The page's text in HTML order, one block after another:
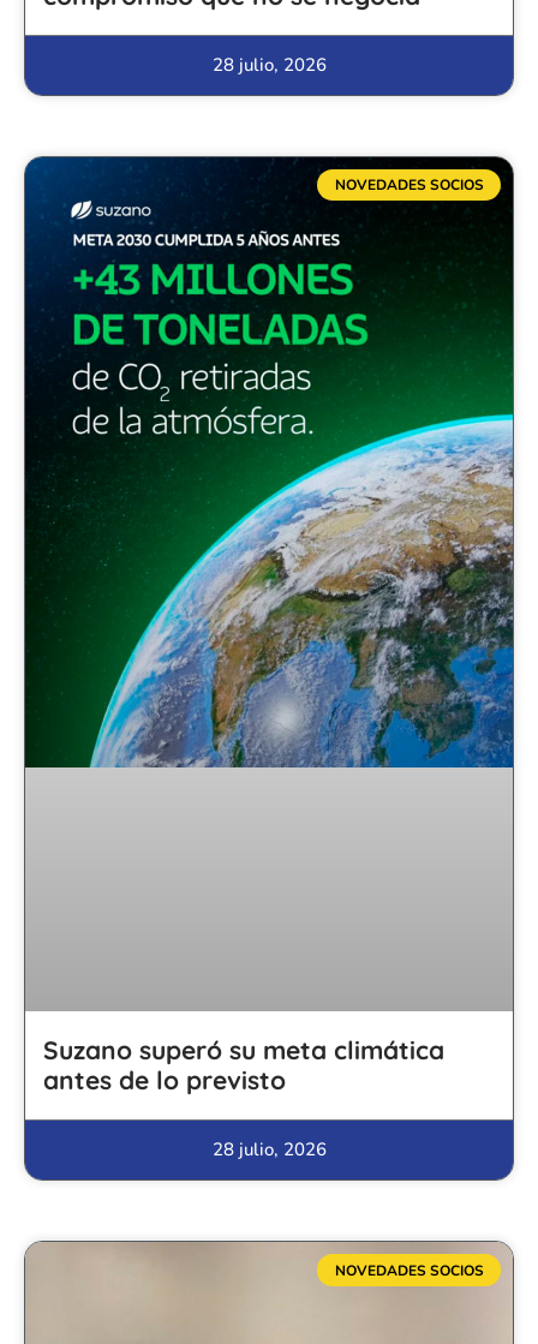
28 julio, 2026
NOVEDADES SOCIOS
Suzano superó su meta climática
antes de lo previsto
28 julio, 2026
NOVEDADES SOCIOS